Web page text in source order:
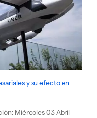
y su efecto en
Miércoles 03 Abril